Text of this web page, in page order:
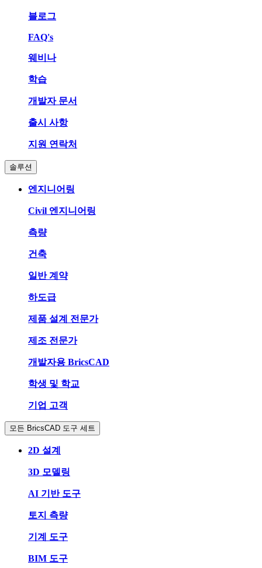
블로그
FAQ's
웨비나
학습
개발자 문서
출시 사항
지원 연락처
솔루션
엔지니어링
Civil 엔지니어링
측량
건축
일반 계약
하도급
제품 설계 전문가
제조 전문가
개발자용 BricsCAD
학생 및 학교
기업 고객
모든 BricsCAD 도구 세트
2D 설계
3D 모델링
AI 기반 도구
토지 측량
기계 도구
BIM 도구